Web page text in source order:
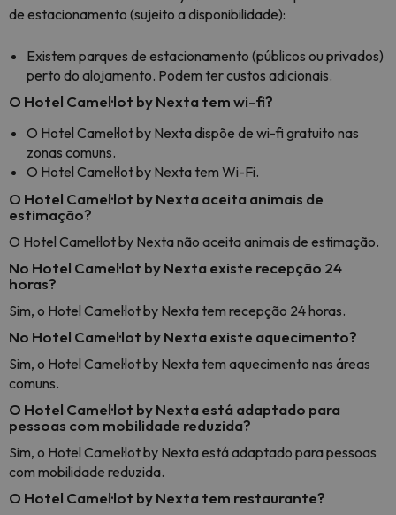
de estacionamento (sujeito a disponibilidade):
Existem parques de estacionamento (públicos ou privados)
perto do alojamento. Podem ter custos adicionais.
O Hotel Camel·lot by Nexta tem wi-fi?
O Hotel Camel·lot by Nexta dispõe de wi-fi gratuito nas
zonas comuns.
O Hotel Camel·lot by Nexta tem Wi-Fi.
O Hotel Camel·lot by Nexta aceita animais de
estimação?
O Hotel Camel·lot by Nexta não aceita animais de estimação.
No Hotel Camel·lot by Nexta existe recepção 24
horas?
Sim, o Hotel Camel·lot by Nexta tem recepção 24 horas.
No Hotel Camel·lot by Nexta existe aquecimento?
Sim, o Hotel Camel·lot by Nexta tem aquecimento nas áreas
comuns.
O Hotel Camel·lot by Nexta está adaptado para
pessoas com mobilidade reduzida?
Sim, o Hotel Camel·lot by Nexta está adaptado para pessoas
com mobilidade reduzida.
O Hotel Camel·lot by Nexta tem restaurante?